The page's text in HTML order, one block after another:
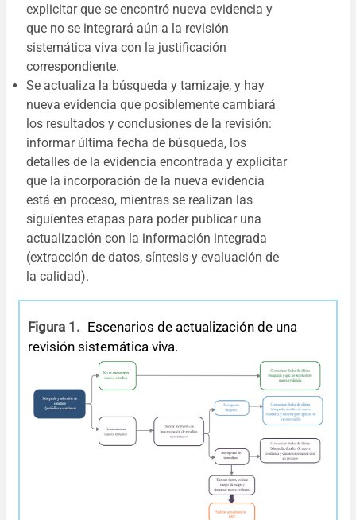
explicitar que se encontró nueva evidencia y
que no se integrará aún a la revisión
sistemática viva con la justificación
correspondiente.
Se actualiza la búsqueda y tamizaje, y hay
nueva evidencia que posiblemente cambiará
los resultados y conclusiones de la revisión:
informar última fecha de búsqueda, los
detalles de la evidencia encontrada y explicitar
que la incorporación de la nueva evidencia
está en proceso, mientras se realizan las
siguientes etapas para poder publicar una
actualización con la información integrada
(extracción de datos, síntesis y evaluación de
la calidad).
Figura 1. Escenarios de actualización de una
revisión sistemática viva.